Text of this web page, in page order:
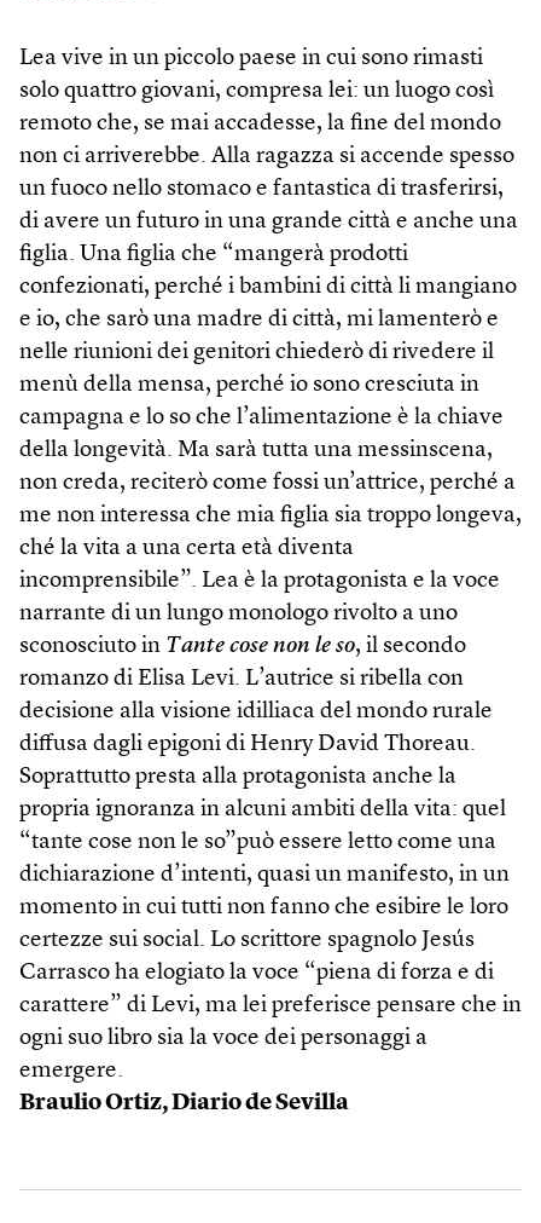
Lea vive in un piccolo paese in cui sono rimasti
solo quattro giovani, compresa lei: un luogo così
remoto che, se mai accadesse, la fine del mondo
non ci arriverebbe. Alla ragazza si accende spesso
un fuoco nello stomaco e fantastica di trasferirsi,
di avere un futuro in una grande città e anche una
figlia. Una figlia che “mangerà prodotti
confezionati, perché i bambini di città li mangiano
e io, che sarò una madre di città, mi lamenterò e
nelle riunioni dei genitori chiederò di rivedere il
menù della mensa, perché io sono cresciuta in
campagna e lo so che l’alimentazione è la chiave
della longevità. Ma sarà tutta una messinscena,
non creda, reciterò come fossi un’attrice, perché a
me non interessa che mia figlia sia troppo longeva,
ché la vita a una certa età diventa
incomprensibile”. Lea è la protagonista e la voce
narrante di un lungo monologo rivolto a uno
sconosciuto in Tante cose non le so, il secondo
romanzo di Elisa Levi. L’autrice si ribella con
decisione alla visione idilliaca del mondo rurale
diffusa dagli epigoni di Henry David Thoreau.
Soprattutto presta alla protagonista anche la
propria ignoranza in alcuni ambiti della vita: quel
“tante cose non le so”può essere letto come una
dichiarazione d’intenti, quasi un manifesto, in un
momento in cui tutti non fanno che esibire le loro
certezze sui social. Lo scrittore spagnolo Jesús
Carrasco ha elogiato la voce “piena di forza e di
carattere” di Levi, ma lei preferisce pensare che in
ogni suo libro sia la voce dei personaggi a
emergere.
Braulio Ortiz, Diario de Sevilla